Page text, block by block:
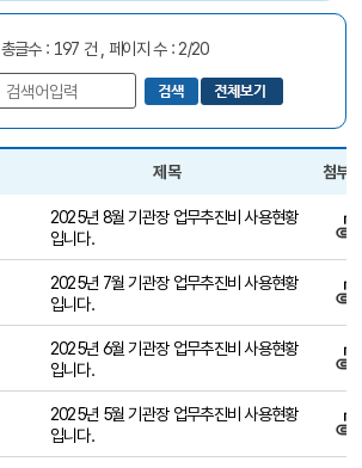
총글수 : 197 건 , 페이지 수 : 2/20
제목 첨부
2025년 8월 기관장 업무추진비 사용현황
입니다.
2025년 7월 기관장 업무추진비 사용현황
입니다.
2025년 6월 기관장 업무추진비 사용현황
입니다.
2025년 5월 기관장 업무추진비 사용현황
입니다.